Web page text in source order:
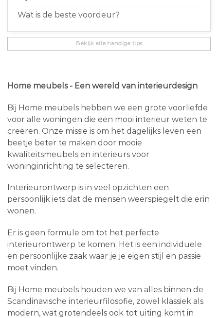
Wat is de beste voordeur?
Bekijk alle handige tips
Home meubels - Een wereld van interieurdesign
Bij Home meubels hebben we een grote voorliefde
voor alle woningen die een mooi interieur weten te
creëren. Onze missie is om het dagelijks leven een
beetje beter te maken door mooie
kwaliteitsmeubels en interieurs voor
woninginrichting te selecteren.
Interieurontwerp is in veel opzichten een
persoonlijk iets dat de mensen weerspiegelt die erin
wonen.
Er is geen formule om tot het perfecte
interieurontwerp te komen. Het is een individuele
en persoonlijke zaak waar je je eigen stijl en passie
moet vinden.
Bij Home meubels houden we van alles binnen de
Scandinavische interieurfilosofie, zowel klassiek als
modern, wat grotendeels ook tot uiting komt in